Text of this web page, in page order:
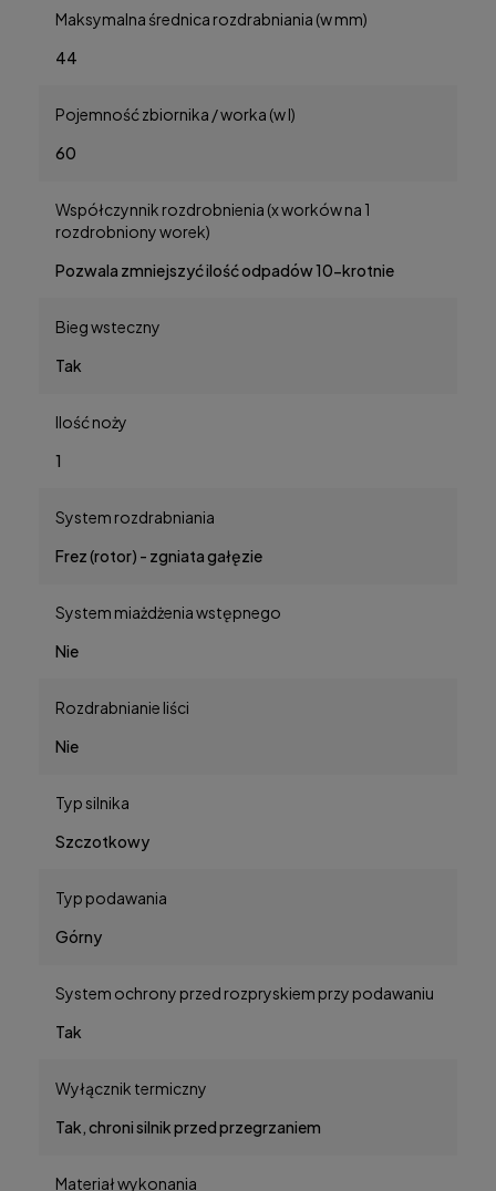
Maksymalna średnica rozdrabniania (w mm)
44
Pojemność zbiornika / worka (w l)
60
Współczynnik rozdrobnienia (x worków na 1
rozdrobniony worek)
Pozwala zmniejszyć ilość odpadów 10-krotnie
Bieg wsteczny
Tak
Ilość noży
1
System rozdrabniania
Frez (rotor) - zgniata gałęzie
System miażdżenia wstępnego
Nie
Rozdrabnianie liści
Nie
Typ silnika
Szczotkowy
Typ podawania
Górny
System ochrony przed rozpryskiem przy podawaniu
Tak
Wyłącznik termiczny
Tak, chroni silnik przed przegrzaniem
Materiał wykonania